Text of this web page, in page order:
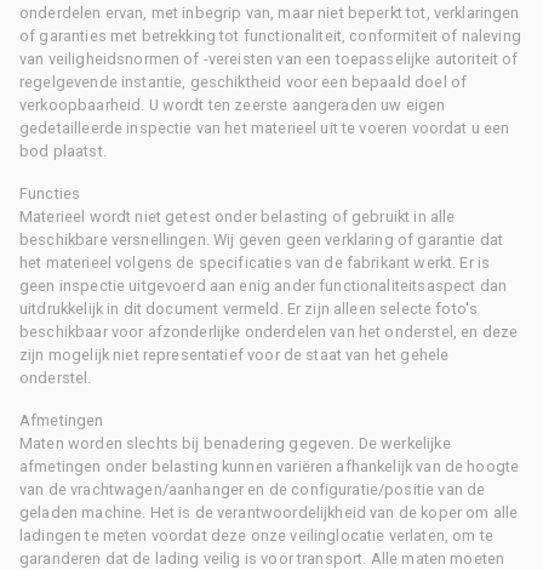
onderdelen ervan, met inbegrip van, maar niet beperkt tot, verklaringen
of garanties met betrekking tot functionaliteit, conformiteit of naleving
van veiligheidsnormen of -vereisten van een toepasselijke autoriteit of
regelgevende instantie, geschiktheid voor een bepaald doel of
verkoopbaarheid. U wordt ten zeerste aangeraden uw eigen
gedetailleerde inspectie van het materieel uit te voeren voordat u een
bod plaatst.
Functies
Materieel wordt niet getest onder belasting of gebruikt in alle
beschikbare versnellingen. Wij geven geen verklaring of garantie dat
het materieel volgens de specificaties van de fabrikant werkt. Er is
geen inspectie uitgevoerd aan enig ander functionaliteitsaspect dan
uitdrukkelijk in dit document vermeld. Er zijn alleen selecte foto's
beschikbaar voor afzonderlijke onderdelen van het onderstel, en deze
zijn mogelijk niet representatief voor de staat van het gehele
onderstel.
Afmetingen
Maten worden slechts bij benadering gegeven. De werkelijke
afmetingen onder belasting kunnen variëren afhankelijk van de hoogte
van de vrachtwagen/aanhanger en de configuratie/positie van de
geladen machine. Het is de verantwoordelijkheid van de koper om alle
ladingen te meten voordat deze onze veilinglocatie verlaten, om te
garanderen dat de lading veilig is voor transport. Alle maten moeten